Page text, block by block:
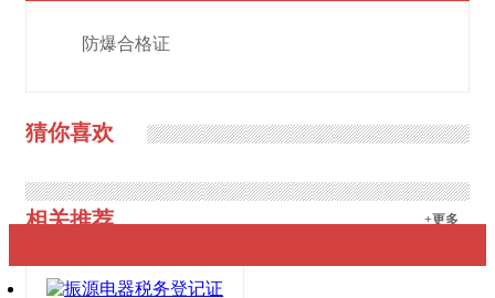
防爆合格证
猜你喜欢
相关推荐 +更多